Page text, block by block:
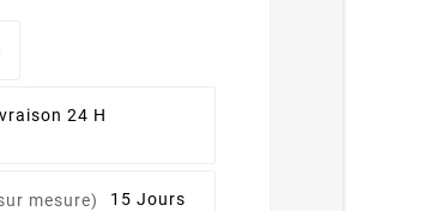
24 H
15 Jours